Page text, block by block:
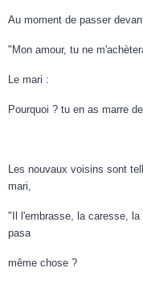
Au moment de passer
"Mon amour, tu ne
Le mari :
Pourquoi ? tu en as marre
Les nouvaux voisins sont
mari,
"Il l'embrasse, la caresse,
pasa
même chose ?